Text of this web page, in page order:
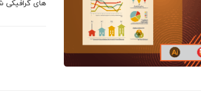
های گرافیکی